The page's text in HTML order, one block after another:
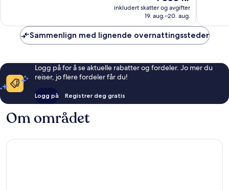
1 353 kr
inkludert skatter og avgifter
19. aug.–20. aug.
Sammenlign med lignende overnattingssteder
Logg på for å se aktuelle rabatter og fordeler. Jo mer du
reiser, jo flere fordeler får du!
Logg på Registrer deg gratis
Om området